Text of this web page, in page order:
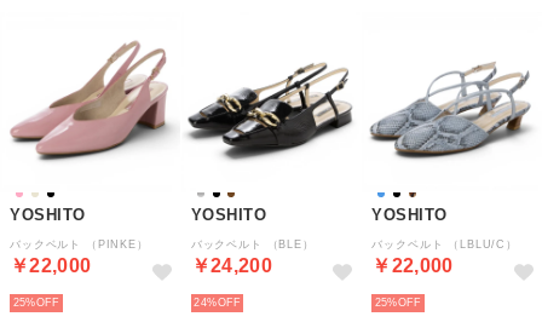
YOSHITO
バックベルト （PINKE）
￥22,000
25%
YOSHITO
バックベルト （BLE）
￥24,200
24%
YOSHITO
バックベルト （LBLU/C）
￥22,000
25%